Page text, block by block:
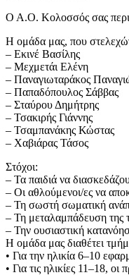
Ο Α.Ο. Κολοσσός σας
Η ομάδα μας, που
– Εκινέ Βασίλης
– Μεχμετάι Ελένη
– Παναγιωταράκος
– Παπαδόπουλος Σάββας
– Σταύρου Δημήτρης
– Τσακιρής Γιάννης
– Τσαμπανάκης Κώστας
– Χαβιάρας Τάσος
Στόχοι:
– Τα παιδιά να
– Οι αθλούμενοι/ες να
– Τη σωστή σωματική
– Τη μεταλαμπάδευση της
– Την ουσιαστική
Η ομάδα μας διαθέτει
• Για την ηλικία 6–10
• Για τις ηλικίες 11–18,